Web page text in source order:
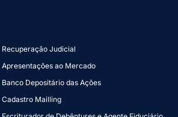
Recuperação Judicial
Apresentações ao Mercado
Banco Depositário das Ações
Cadastro Mailling